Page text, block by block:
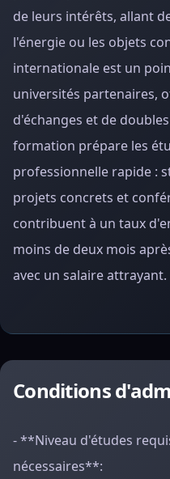
de leurs intérêts, allant
l'énergie ou les objets
internationale est un
universités partenaires,
d'échanges et de
formation prépare les
professionnelle rapide :
projets concrets et
contribuent à un taux
moins de deux mois
avec un salaire attrayant.
Conditions
- **Niveau d'études
nécessaires**: